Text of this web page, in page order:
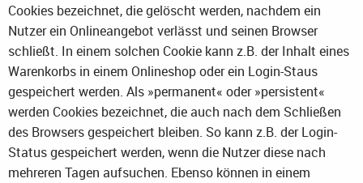
Cookies bezeichnet, die gelöscht werden, nachdem ein
Nutzer ein Onlineangebot verlässt und seinen Browser
schließt. In einem solchen Cookie kann z.B. der Inhalt eines
Warenkorbs in einem Onlineshop oder ein Login-Staus
gespeichert werden. Als »permanent« oder »persistent«
werden Cookies bezeichnet, die auch nach dem Schließen
des Browsers gespeichert bleiben. So kann z.B. der Login-
Status gespeichert werden, wenn die Nutzer diese nach
mehreren Tagen aufsuchen. Ebenso können in einem